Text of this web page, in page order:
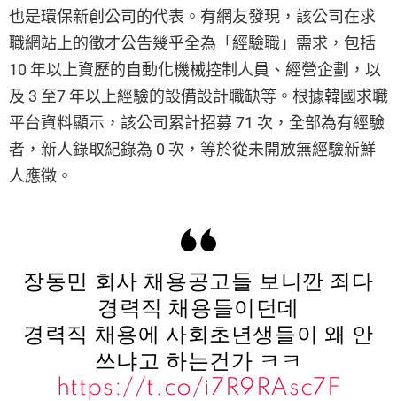
也是環保新創公司的代表。有網友發現，該公司在求
職網站上的徵才公告幾乎全為「經驗職」需求，包括
10 年以上資歷的自動化機械控制人員、經營企劃，以
及 3 至7 年以上經驗的設備設計職缺等。根據韓國求職
平台資料顯示，該公司累計招募 71 次，全部為有經驗
者，新人錄取紀錄為 0 次，等於從未開放無經驗新鮮
人應徵。
장동민 회사 채용공고들 보니깐 죄다
경력직 채용들이던데
경력직 채용에 사회초년생들이 왜 안
쓰냐고 하는건가 ㅋㅋ
https://t.co/i7R9RAsc7F